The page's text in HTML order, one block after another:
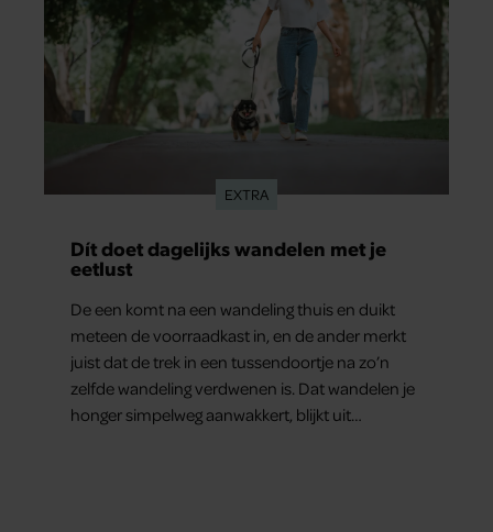
EXTRA
Dít doet dagelijks wandelen met je
eetlust
De een komt na een wandeling thuis en duikt
meteen de voorraadkast in, en de ander merkt
juist dat de trek in een tussendoortje na zo’n
zelfde wandeling verdwenen is. Dat wandelen je
honger simpelweg aanwakkert, blijkt uit